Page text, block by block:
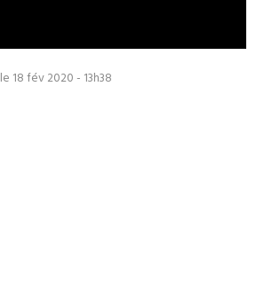
le 18 fév 2020 - 13h38